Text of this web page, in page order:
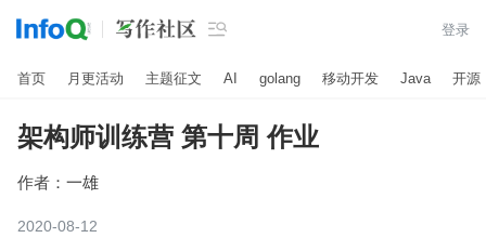
 登录
首页 月更活动 主题征文 AI golang 移动开发 Java 开源
架构师训练营 第十周 作业
作者： 一雄
2020-08-12